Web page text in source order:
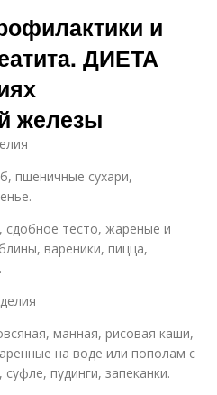
и
ДИЕТА
железы
пшеничные сухари,
тесто, жареные и
вареники, пицца,
манная, рисовая каши,
на воде или пополам с
пудинги, запеканки.